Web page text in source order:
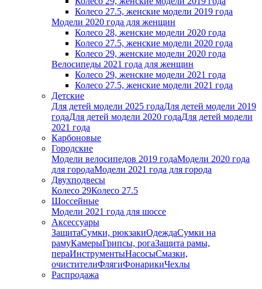
Колесо 27.5, женские модели 2019 года
Модели 2020 года для женщин
Колесо 28, женские модели 2020 года
Колесо 27.5, женские модели 2020 года
Колесо 29, женские модели 2020 года
Велосипеды 2021 года для женщин
Колесо 29, женские модели 2021 года
Колесо 27.5, женские модели 2021 года
Детские
Для детей модели 2025 годаДля детей модели 2019
годаДля детей модели 2020 годаДля детей модели
2021 года
Карбоновые
Городские
Модели велосипедов 2019 годаМодели 2020 года
для городаМодели 2021 года для города
Двухподвесы
Колесо 29Колесо 27.5
Шоссейные
Модели 2021 года для шоссе
Аксессуары
ЗащитаСумки, рюкзакиОдеждаСумки на
рамуКамерыГрипсы, рогаЗащита рамы,
пераИнструментыНасосыСмазки,
очистителиФлягиФонарикиЧехлы
Распродажа